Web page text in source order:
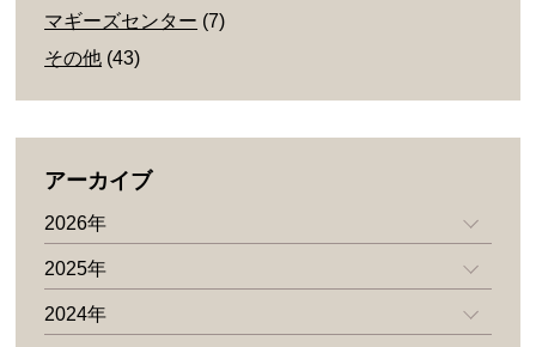
マギーズセンター (7)
その他 (43)
アーカイブ
2026年
2025年
2024年